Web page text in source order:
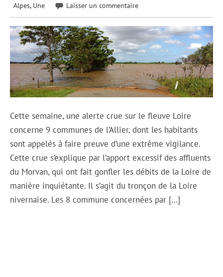
Alpes, Une Laisser un commentaire
Cette semaine, une alerte crue sur le fleuve Loire
concerne 9 communes de l’Allier, dont les habitants
sont appelés à faire preuve d’une extrême vigilance.
Cette crue s’explique par l’apport excessif des affluents
du Morvan, qui ont fait gonfler les débits de la Loire de
manière inquiétante. Il s’agit du tronçon de la Loire
nivernaise. Les 8 commune concernées par […]